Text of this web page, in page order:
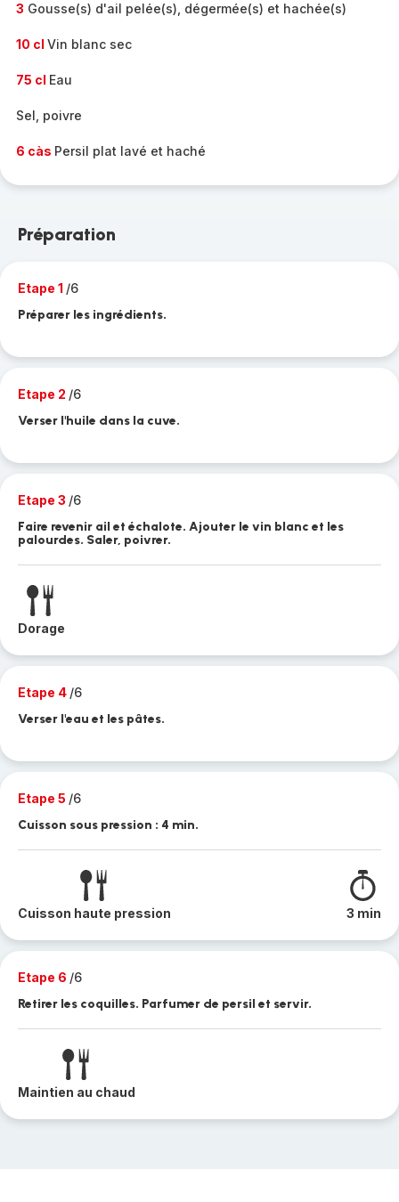
3 Gousse(s) d'ail pelée(s), dégermée(s) et hachée(s)
10 cl Vin blanc sec
75 cl Eau
Sel, poivre
6 càs Persil plat lavé et haché
Préparation
Etape 1 /6
Préparer les ingrédients.
Etape 2 /6
Verser l'huile dans la cuve.
Etape 3 /6
Faire revenir ail et échalote. Ajouter le vin blanc et les
palourdes. Saler, poivrer.
Dorage
Etape 4 /6
Verser l'eau et les pâtes.
Etape 5 /6
Cuisson sous pression : 4 min.
Cuisson haute pression 3 min
Etape 6 /6
Retirer les coquilles. Parfumer de persil et servir.
Maintien au chaud